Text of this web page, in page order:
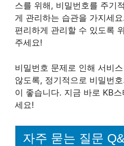
스를 위해, 비밀번호를 주기
게 관리하는 습관을 가지세
편리하게 관리할 수 있도록
주세요!
비밀번호 문제로 인해 서비
않도록, 정기적으로 비밀번
이 좋습니다. 지금 바로 KB
세요!
자주 묻는 질문